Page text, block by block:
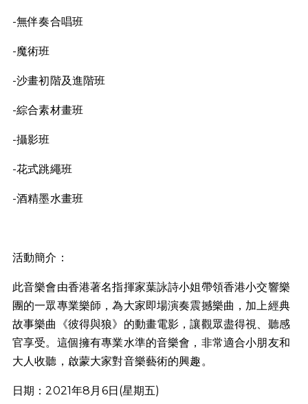
-無伴奏合唱班
-魔術班
-沙畫初階及進階班
-綜合素材畫班
-攝影班
-花式跳繩班
-酒精墨水畫班
活動簡介：
此音樂會由香港著名指揮家葉詠詩小姐帶領香港小交響樂
團的一眾專業樂師，為大家即場演奏震撼樂曲，加上經典
故事樂曲《彼得與狼》的動畫電影，讓觀眾盡得視、聽感
官享受。這個擁有專業水準的音樂會，非常適合小朋友和
大人收聽，啟蒙大家對音樂藝術的興趣。
日期：2021年8月6日(星期五)